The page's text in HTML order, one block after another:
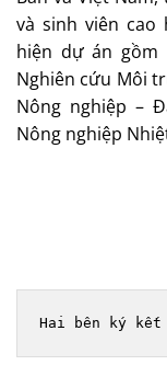
và sinh viên cao
hiện dự án gồm
Nghiên cứu Môi
Nông nghiệp –
Nông nghiệp
Hai bên ký kết